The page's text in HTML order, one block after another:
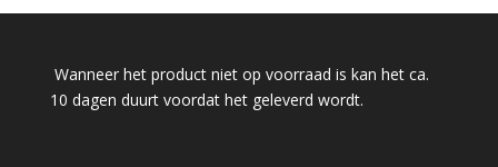
Wanneer het product niet op voorraad is kan het ca.
10 dagen duurt voordat het geleverd wordt.